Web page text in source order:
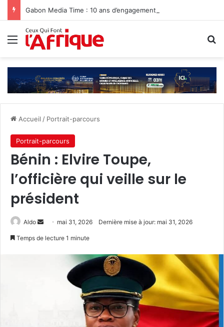
Menu
Accueil / Portrait-parcours
Portrait-parcours
Bénin : Elvire Toupe,
l’officière qui veille sur le
président‎‎
Aldo
Envoyermai 31, 2026 Dernière mise à jour: mai 31, 2026
Temps de lecture 1 minute